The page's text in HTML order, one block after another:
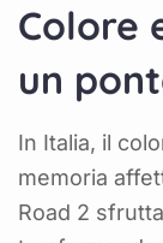
Colore
un
In Italia, il
memoria
Road 2